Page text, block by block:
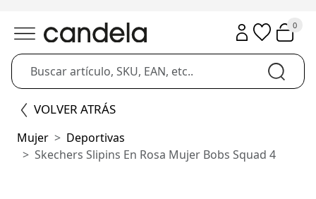
0
VOLVER ATRÁS
Mujer
Deportivas
Skechers Slipins En Rosa Mujer Bobs Squad 4